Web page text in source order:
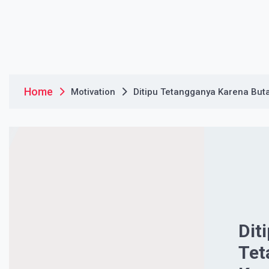
Home Motivation Ditipu Tetangganya Karena